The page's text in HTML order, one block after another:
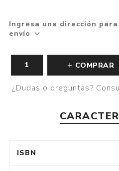
Ingresa una dirección
envío
COMPRAR
¿Dudas o preguntas?
ISBN